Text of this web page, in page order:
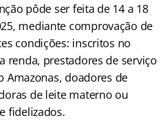
pôde ser feita de 14 a 18
mediante comprovação de
condições: inscritos no
renda, prestadores de serviço
Amazonas, doadores de
de leite materno ou
fidelizados.